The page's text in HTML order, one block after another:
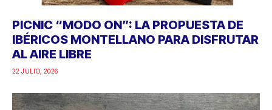
PICNIC “MODO ON”: LA PROPUESTA DE
IBÉRICOS MONTELLANO PARA DISFRUTAR
AL AIRE LIBRE
22 JULIO, 2026